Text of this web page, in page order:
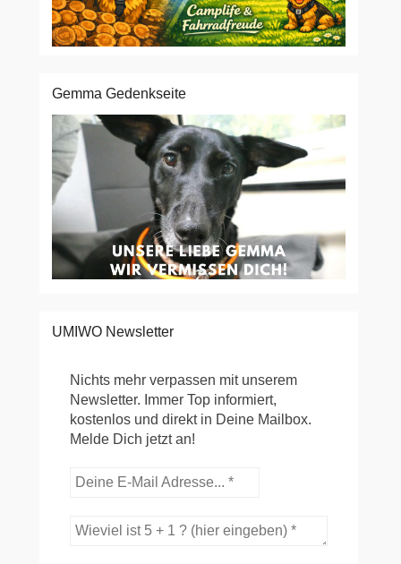
Gemma Gedenkseite
UMIWO Newsletter
Nichts mehr verpassen mit unserem
Newsletter. Immer Top informiert,
kostenlos und direkt in Deine Mailbox.
Melde Dich jetzt an!